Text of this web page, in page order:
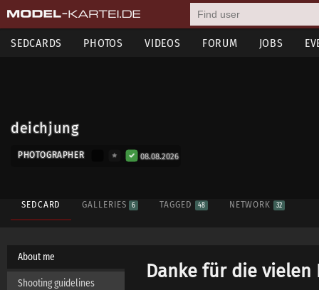
SEDCARDS PHOTOS VIDEOS FORUM JOBS
deichjung
PHOTOGRAPHER 08.08.2026
SEDCARD GALLERIES 6 TAGGED 48 NETWORK 32
About me
Shooting guidelines
Danke für die vielen